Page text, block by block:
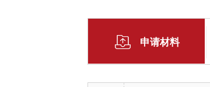
申请材料